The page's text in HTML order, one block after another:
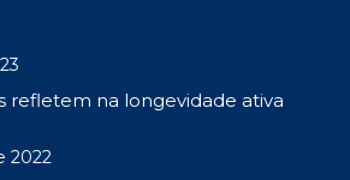
refletem na longevidade ativa
2022